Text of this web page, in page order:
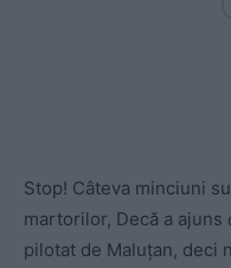
Stop! Câteva minciuni
martorilor, Decă a ajuns
pilotat de Maluţan, deci